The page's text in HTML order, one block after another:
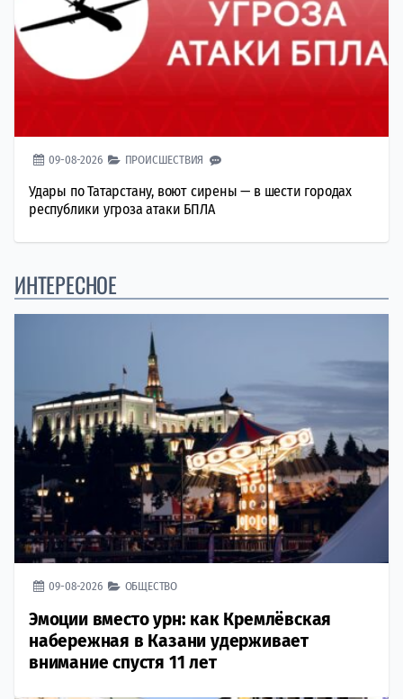
09-08-2026 ПРОИСШЕСТВИЯ
Удары по Татарстану, воют сирены — в шести городах
республики угроза атаки БПЛА
ИНТЕРЕСНОЕ
09-08-2026 ОБЩЕСТВО
Эмоции вместо урн: как Кремлёвская
набережная в Казани удерживает
внимание спустя 11 лет